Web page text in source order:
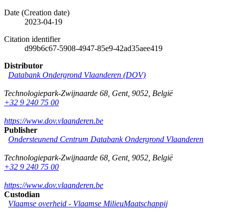
Date (Creation date)
2023-04-19
Citation identifier
d99b6c67-5908-4947-85e9-42ad35aee419
Distributor
Databank Ondergrond Vlaanderen (DOV)
Technologiepark-Zwijnaarde 68 Gent, 9052 België
+32 9 240 75 00
https://www.dov.vlaanderen.be
Publisher
Ondersteunend Centrum Databank Ondergrond Vlaanderen
Technologiepark-Zwijnaarde 68 Gent, 9052 België
+32 9 240 75 00
https://www.dov.vlaanderen.be
Custodian
Vlaamse overheid - Vlaamse MilieuMaatschappij